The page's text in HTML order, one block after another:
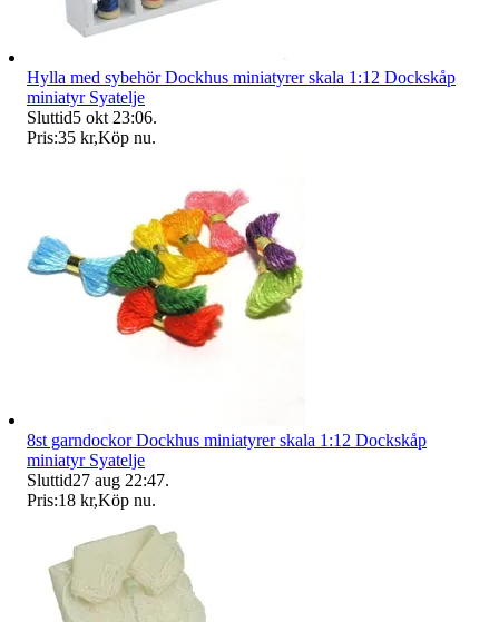
Hylla med sybehör Dockhus miniatyrer skala 1:12 Dockskåp
miniatyr Syatelje
Sluttid5 okt 23:06.
Pris:35 kr,Köp nu.
8st garndockor Dockhus miniatyrer skala 1:12 Dockskåp
miniatyr Syatelje
Sluttid27 aug 22:47.
Pris:18 kr,Köp nu.